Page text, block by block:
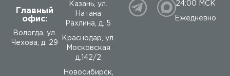
Главный
офис:
Вологда
ул.
Чехова, д. 29
Казань, ул.
Натана
Рахлина, д. 5
Краснодар, ул.
Московская
д.142/2
Новосибирск,
24:00 МСК
Ежедневно